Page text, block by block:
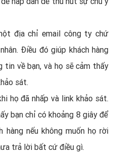
địa chỉ email công ty chứ
Điều đó giúp khách hàng
tin về bạn, và họ sẽ cảm thấy
sát.
họ đã nhấp và link khảo sát.
bạn chỉ có khoảng 8 giây để
hàng nếu không muốn họ rời
trả lời bất cứ điều gì.